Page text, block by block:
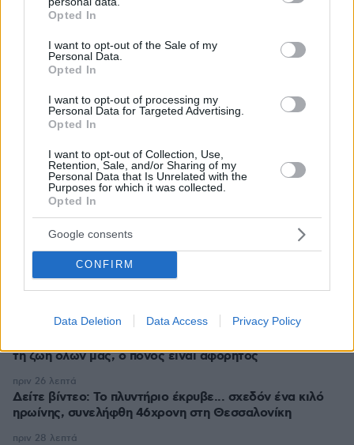
grant or deny consent to Google and its third-party tags to
use your data for below specified purposes in below Google
consent section.
Opted In
I want to opt-out of the Sale of my
Personal Data.
Opted In
I want to opt-out of processing my
Personal Data for Targeted Advertising.
Opted In
I want to opt-out of Collection, Use,
Retention, Sale, and/or Sharing of my
Personal Data that Is Unrelated with the
Purposes for which it was collected.
Opted In
Google consents
CONFIRM
Data Deletion Data Access Privacy Policy
Ελληνική ακτοπλοΐα: 164 πλοία, 20 εκατ. επιβάτες και
χρηματοδοτικό κενό άνω των €5 δισ.
πριν 6 λεπτά
Από την αιμορραγία μέχρι τη δηλητηρίαση: Τι πρέπει να
κάνετε άμεσα για να βοηθήσετε τη γάτα σας
Το μητρικό γάλα περιέχει πάνω από 1.500 βιοδραστικά
συστατικά – Πώς προστατεύουν το βρέφος
Του Σωτήρος μυρίζει τηγανητό ψάρι και γλυκαίνουν τα
πρώτα σταφύλια. Τι λέει η παράδοση
πριν 24 λεπτά
Τα fragrance mist που φοράω ξανά και ξανά κατά τη
διάρκεια του καλοκαιριού
πριν 24 λεπτά
Κολυμβητής με καρκίνο στον εγκέφαλο ξέσπασε σε
τη ζωή όλων μας, ο πόνος είναι αφόρητος
Δείτε βίντεο: Το πλυντήριο έκρυβε... σχεδόν ένα κιλό
ηρωίνης, συνελήφθη 46χρονη στη Θεσσαλονίκη
πριν 26 λεπτά
πριν 28 λεπτά